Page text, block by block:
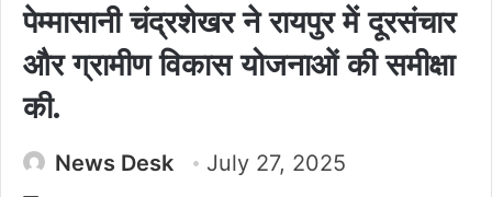
पेम्मासानी चंद्रशेखर ने रायपुर में दूरसंचार
और ग्रामीण विकास योजनाओं की समीक्षा
की.
News Desk
July 27, 2025